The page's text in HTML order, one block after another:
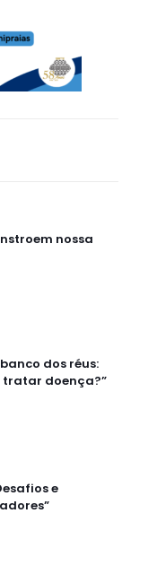
nossa
dos réus:
doença?”
e